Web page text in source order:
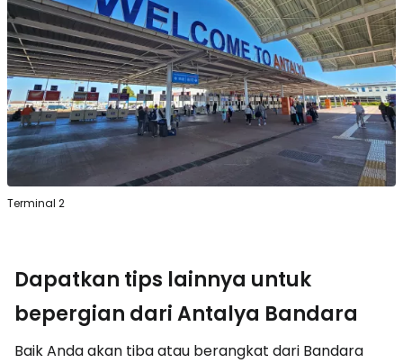
Terminal 2
Dapatkan tips lainnya untuk
bepergian dari Antalya Bandara
Baik Anda akan tiba atau berangkat dari Bandara